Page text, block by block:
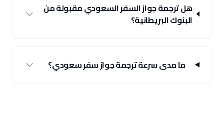
هل ترجمة جواز السفر السعودي مقبولة من
البنوك البريطانية؟
ما مدى سرعة ترجمة جواز سفر سعودي؟